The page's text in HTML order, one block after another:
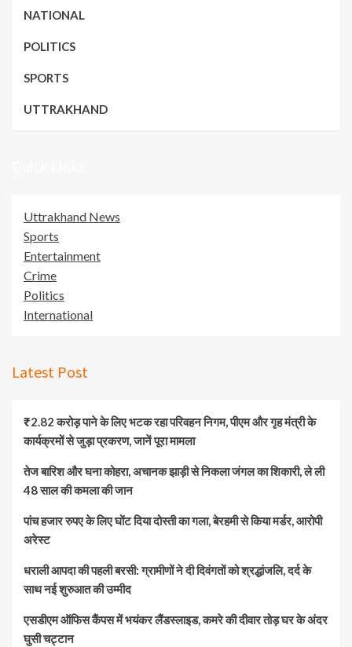
NATIONAL
POLITICS
SPORTS
UTTRAKHAND
Uttrakhand News
Sports
Entertainment
Crime
Politics
International
Latest Post
₹2.82 करोड़ पाने के लिए भटक रहा परिवहन निगम, पीएम और गृह मंत्री के
कार्यक्रमों से जुड़ा प्रकरण, जानें पूरा मामला
तेज बारिश और घना कोहरा, अचानक झाड़ी से निकला जंगल का शिकारी, ले ली
48 साल की कमला की जान
पांच हजार रुपए के लिए घोंट दिया दोस्ती का गला, बेरहमी से किया मर्डर, आरोपी
अरेस्ट
धराली आपदा की पहली बरसी: ग्रामीणों ने दी दिवंगतों को श्रद्धांजलि, दर्द के
साथ नई शुरुआत की उम्मीद
एसडीएम ऑफिस कैंपस में भयंकर लैंडस्लाइड, कमरे की दीवार तोड़ घर के अंदर
घुसी चट्टान